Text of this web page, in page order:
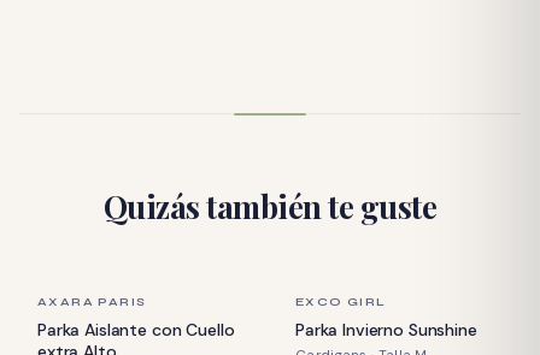
Quizás también te guste
ÚLTIMA PIEZA
AXARA PARIS
Parka Aislante con Cuello
ÚLTIMA PIEZA
EXCO GIRL
Parka Invierno Sunshine